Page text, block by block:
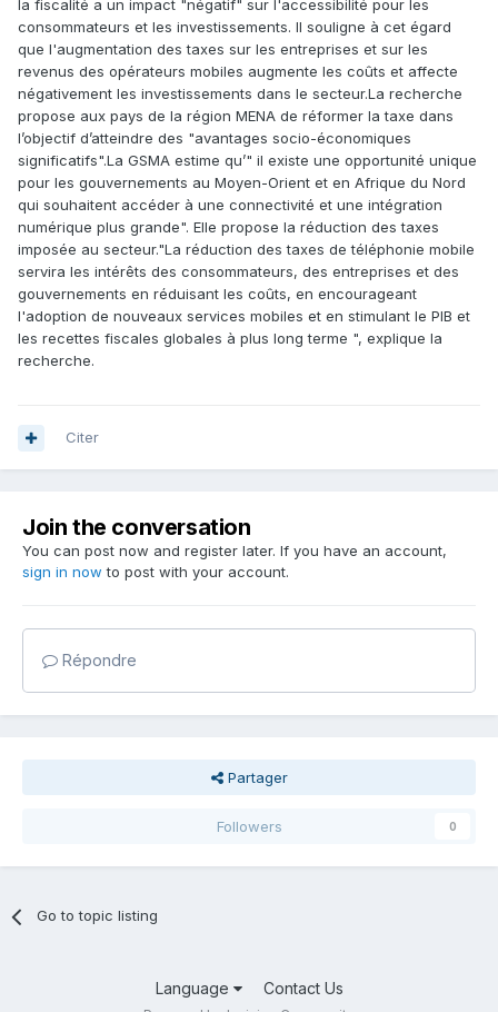
la fiscalité a un impact "négatif" sur l'accessibilité pour les
consommateurs et les investissements. Il souligne à cet égard
que l'augmentation des taxes sur les entreprises et sur les
revenus des opérateurs mobiles augmente les coûts et affecte
négativement les investissements dans le secteur.La recherche
propose aux pays de la région MENA de réformer la taxe dans
l’objectif d’atteindre des "avantages socio-économiques
significatifs".La GSMA estime qu’" il existe une opportunité unique
pour les gouvernements au Moyen-Orient et en Afrique du Nord
qui souhaitent accéder à une connectivité et une intégration
numérique plus grande". Elle propose la réduction des taxes
imposée au secteur."La réduction des taxes de téléphonie mobile
servira les intérêts des consommateurs, des entreprises et des
gouvernements en réduisant les coûts, en encourageant
l'adoption de nouveaux services mobiles et en stimulant le PIB et
les recettes fiscales globales à plus long terme ", explique la
recherche.
Citer
Join the conversation
You can post now and register later. If you have an account,
sign in now to post with your account.
Répondre
Partager
Followers 0
Go to topic listing
Language Contact Us